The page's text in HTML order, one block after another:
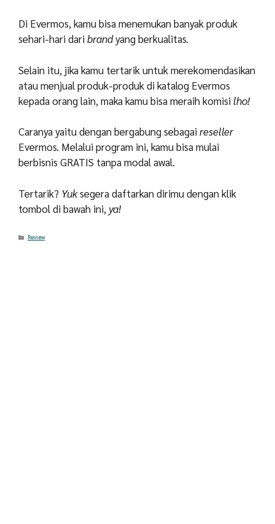
Di Evermos, kamu bisa menemukan banyak produk
sehari-hari daribrandyang berkualitas.
Selain itu, jika kamu tertarik untuk merekomendasikan
atau menjual produk-produk di katalog Evermos
kepada orang lain, maka kamu bisa meraih komisilho!
Caranya yaitu dengan bergabung sebagaireseller
Evermos. Melalui program ini, kamu bisa mulai
berbisnis GRATIS tanpa modal awal.
Tertarik? Yuksegera daftarkan dirimu dengan klik
tombol di bawah ini, ya!
Categories
Review